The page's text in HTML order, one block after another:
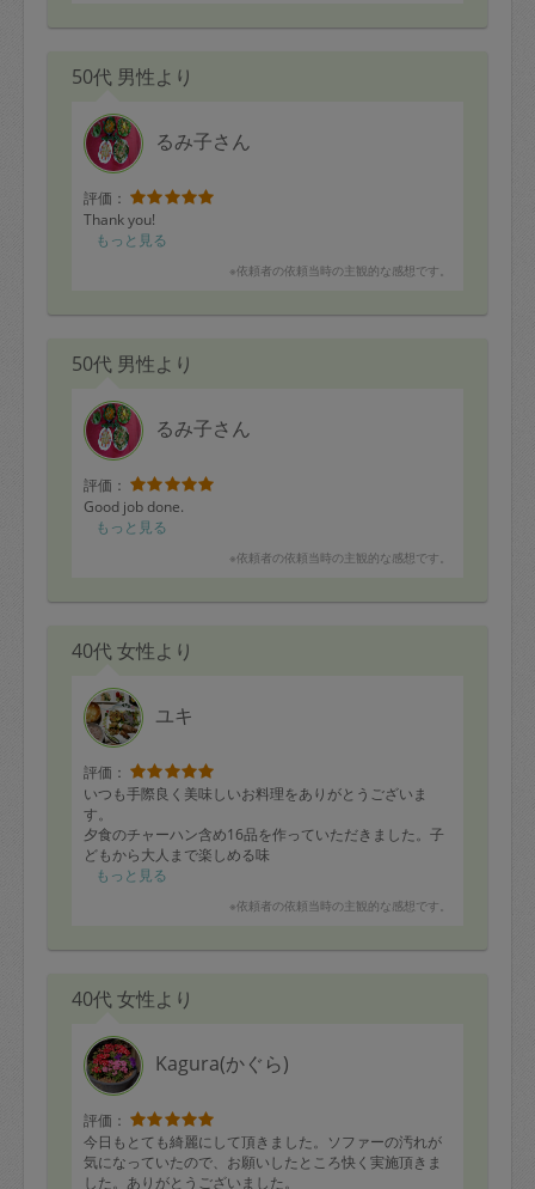
業のような食卓の物たちを新しい収納場所にいかに納め
依頼をさせて頂きたいと思いました。
50代 男性より
るみ子さん
評価：
Thank you!
もっと見る
※依頼者の依頼当時の主観的な感想です。
50代 男性より
るみ子さん
評価：
Good job done.
もっと見る
※依頼者の依頼当時の主観的な感想です。
40代 女性より
ユキ
評価：
いつも手際良く美味しいお料理をありがとうございま
す。
夕食のチャーハン含め16品を作っていただきました。子
どもから大人まで楽しめる味
でとても美味しかったです！
もっと見る
※依頼者の依頼当時の主観的な感想です。
40代 女性より
Kagura(かぐら)
評価：
今日もとても綺麗にして頂きました。ソファーの汚れが
気になっていたので、お願いしたところ快く実施頂きま
した。ありがとうございました。